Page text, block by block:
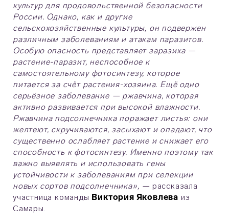
культур для продовольственной безопасности
России. Однако, как и другие
сельскохозяйственные культуры, он подвержен
различным заболеваниям и атакам паразитов.
Особую опасность представляет заразиха —
растение-паразит, неспособное к
самостоятельному фотосинтезу, которое
питается за счёт растения-хозяина. Ещё одно
серьёзное заболевание — ржавчина, которая
активно развивается при высокой влажности.
Ржавчина подсолнечника поражает листья: они
желтеют, скручиваются, засыхают и опадают, что
существенно ослабляет растение и снижает его
способность к фотосинтезу. Именно поэтому так
важно выявлять и использовать гены
устойчивости к заболеваниям при селекции
новых сортов подсолнечника», — рассказала
участница команды Виктория Яковлева из
Самары.